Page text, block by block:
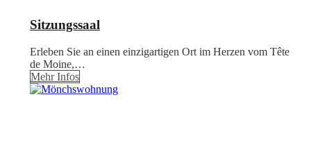
Sitzungssaal
Erleben Sie an einen einzigartigen Ort im Herzen vom Tête
de Moine,…
Mehr Infos